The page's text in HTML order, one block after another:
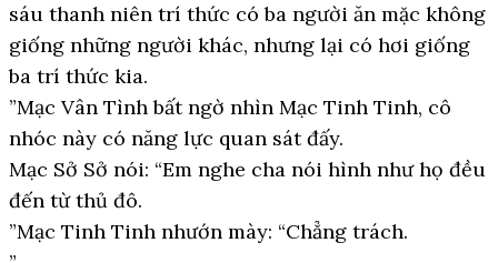
sáu thanh niên trí thức có ba người ăn mặc không
giống những người khác, nhưng lại có hơi giống
ba trí thức kia.
”Mạc Vân Tình bất ngờ nhìn Mạc Tinh Tinh, cô
nhóc này có năng lực quan sát đấy.
Mạc Sở Sở nói: “Em nghe cha nói hình như họ đều
đến từ thủ đô.
”Mạc Tinh Tinh nhướn mày: “Chẳng trách.